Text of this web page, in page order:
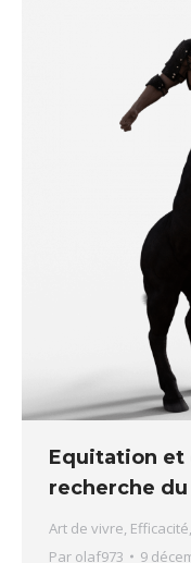
Equitation et
recherche
Art de vivre, Efficacité,
Par olaf973 9